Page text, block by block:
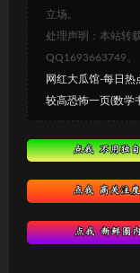
立场。
处理声明：本站转
QQ1693663749。
网红大瓜馆-每日热
较高恐怖一页(数学